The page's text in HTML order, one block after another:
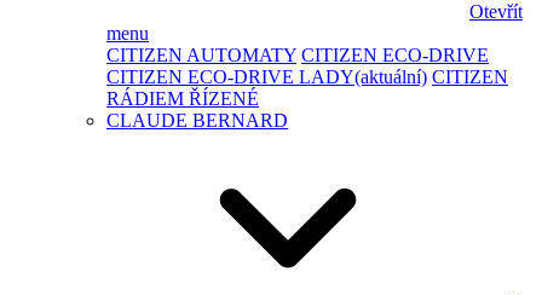
Otevřít
menu
CITIZEN AUTOMATY CITIZEN ECO-DRIVE
CITIZEN ECO-DRIVE LADY(aktuální) CITIZEN
RÁDIEM ŘÍZENÉ
CLAUDE BERNARD